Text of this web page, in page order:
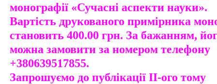
монографії «Сучасні аспекти науки».
Вартість друкованого примірника
становить 400.00 грн. За бажанням,
можна замовити за номером телефону
+380639517855.
Запрошуємо до публікації ІІ-ого тому